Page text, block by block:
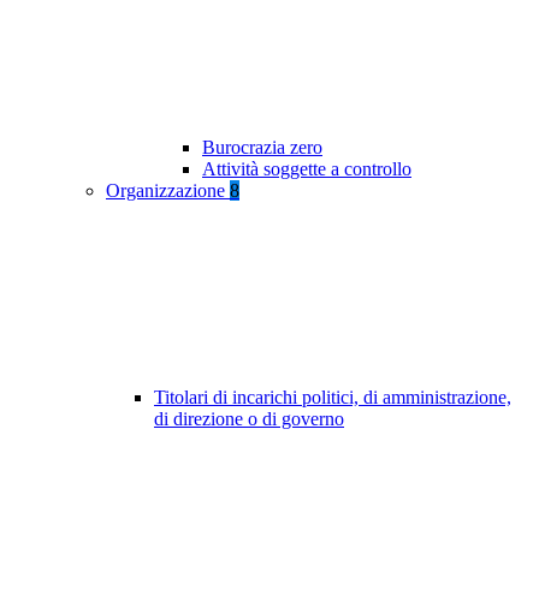
Burocrazia zero
Attività soggette a controllo
Organizzazione 8
Titolari di incarichi politici, di amministrazione,
di direzione o di governo